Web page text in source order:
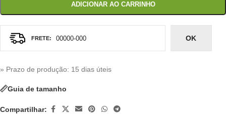
ADICIONAR AO CARRINHO
OK
» Prazo de produção: 15 dias úteis
Guia de tamanho
Compartilhar: